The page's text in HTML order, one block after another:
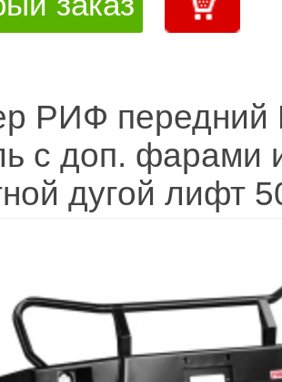
РИФ передний
с доп. фарами
дугой лифт